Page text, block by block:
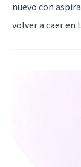
nuevo con
volver a caer en